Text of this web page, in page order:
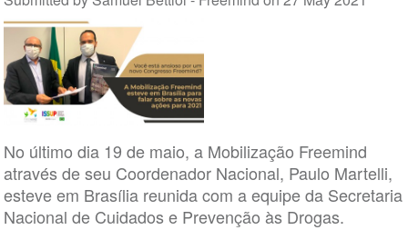
No último dia 19 de maio, a Mobilização Freemind
através de seu Coordenador Nacional, Paulo Martelli,
esteve em Brasília reunida com a equipe da Secretaria
Nacional de Cuidados e Prevenção às Drogas.